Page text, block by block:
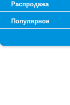
Распродажа
Популярное